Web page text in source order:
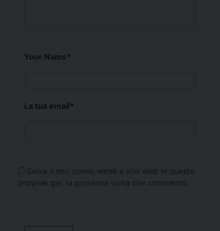
Your Name*
La tua email*
Salva il mio nome, email e sito web in questo
browser per la prossima volta che commento.